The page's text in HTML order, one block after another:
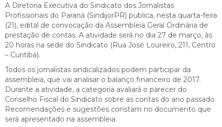
A Diretoria Executiva do Sindicato dos Jornalistas
Profissionais do Paraná (SindijorPR) publica, nesta quarta-feira
(21), edital de convocação da Assembleia Geral Ordinária de
prestação de contas. A atividade será no dia 27 de março, às
20 horas na sede do Sindicato (Rua José Loureiro, 211, Centro
– Curitiba).
Todos os jornalistas sindicalizados podem participar da
assembleia, que vai analisar o balanço financeiro de 2017.
Durante a atividade, a categoria avaliará o parecer do
Conselho Fiscal do Sindicato sobre as contas do ano passado.
Recomendações e sugestões constam no documento que
será apresentado na assembleia.